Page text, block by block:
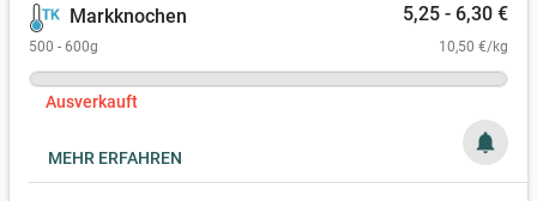
Markknochen 5,25 - 6,30 €
500 - 600g 10,50 €/kg
Ausverkauft
notifications
MEHR ERFAHREN